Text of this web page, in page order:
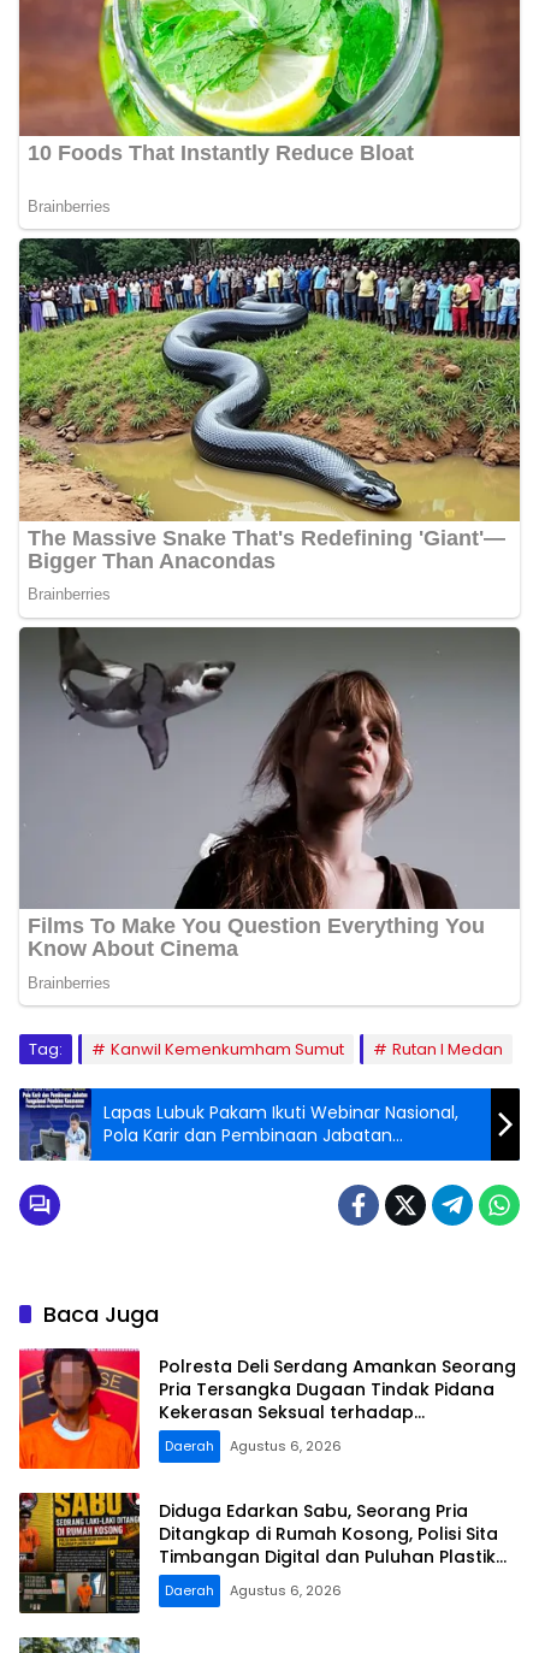
Tag: Kanwil Kemenkumham Sumut Rutan I Medan
Lapas Lubuk Pakam Ikuti Webinar Nasional,
Pola Karir dan Pembinaan Jabatan
Fungsional Pembina Keamanan
Pemasyarakatan dan Pengaman
Baca Juga
Polresta Deli Serdang Amankan Seorang
Pria Tersangka Dugaan Tindak Pidana
Kekerasan Seksual terhadap
Penyandang Disabilitas
Daerah Agustus 6, 2026
Diduga Edarkan Sabu, Seorang Pria
Ditangkap di Rumah Kosong, Polisi Sita
Timbangan Digital dan Puluhan Plastik
Klip
Daerah Agustus 6, 2026